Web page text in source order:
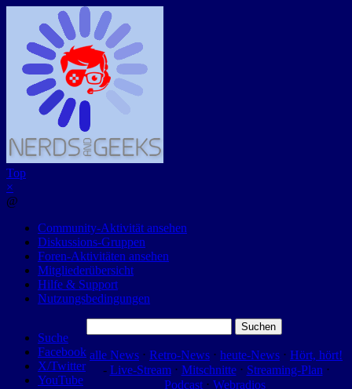
Top
×
@
Community-Aktivität ansehen
Diskussions-Gruppen
Foren-Aktivitäten ansehen
Mitgliederübersicht
Hilfe & Support
Nutzungsbedingungen
Suche
Facebook
X/Twitter
YouTube
nach:
alle News ⋅ Retro-News ⋅ heute-News ⋅ Hört, hört!
- Live-Stream⋅ Mitschnitte⋅ Streaming-Plan ⋅
Podcast⋅ Webradios